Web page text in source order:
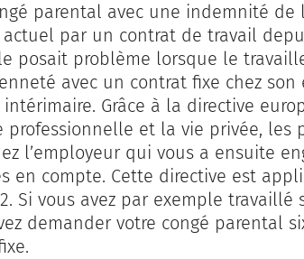
parental avec une indemnité de
par un contrat de travail
posait problème lorsque le
avec un contrat fixe chez
Grâce à la directive
professionnelle et la vie privée, les
l’employeur qui vous a ensuite
en compte. Cette directive est
Si vous avez par exemple travaillé
demander votre congé parental